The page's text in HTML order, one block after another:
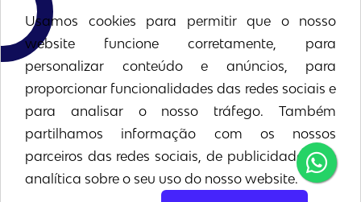
ANS
Simetria Planos de Saúde
Fazer cotação
Contato
Telefone: (31)98645-3976
E-mail: Envie sua mensagem
Usamos cookies para permitir que o nosso
website funcione corretamente, para
personalizar conteúdo e anúncios, para
proporcionar funcionalidades das redes sociais e
para analisar o nosso tráfego. Também
partilhamos informação com os nossos
parceiros das redes sociais, de publicidade e de
analítica sobre o seu uso do nosso website.